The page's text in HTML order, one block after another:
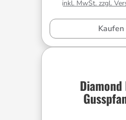
inkl. MwSt. zzgl.
Kaufen